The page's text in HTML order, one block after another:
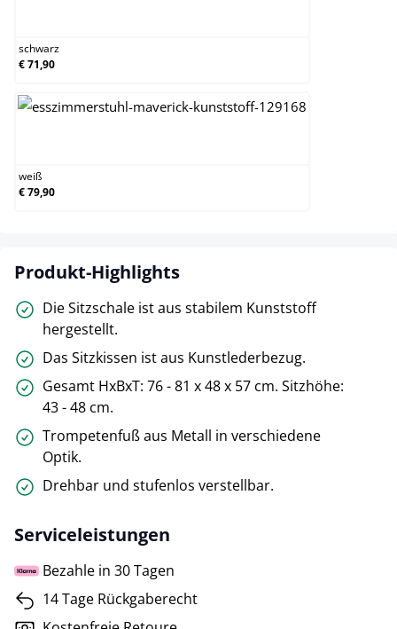
schwarz
€ 71,90
weiß
€ 79,90
Produkt-Highlights
Die Sitzschale ist aus stabilem Kunststoff
hergestellt.
Das Sitzkissen ist aus Kunstlederbezug.
Gesamt HxBxT: 76 - 81 x 48 x 57 cm. Sitzhöhe:
43 - 48 cm.
Trompetenfuß aus Metall in verschiedene
Optik.
Drehbar und stufenlos verstellbar.
Serviceleistungen
Bezahle in 30 Tagen
14 Tage Rückgaberecht